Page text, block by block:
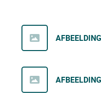
AFBEELDING
AFBEELDING